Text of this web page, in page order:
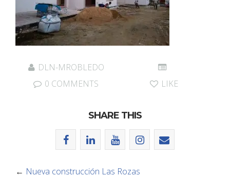
DLN-MROBLEDO
0 COMMENTS
LIKE
SHARE THIS
← Nueva construcción Las Rozas